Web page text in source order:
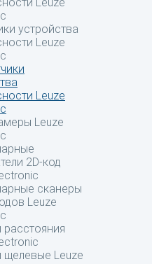
устройства
Leuze
Leuze
Leuze
2D-код
сканеры
Leuze
расстояния
щелевые Leuze